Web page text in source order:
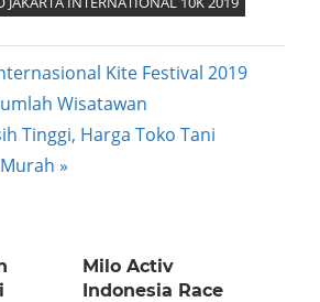
Kite Festival 2019
Wisatawan
Tinggi, Harga Toko Tani
Milo Activ
Indonesia Race